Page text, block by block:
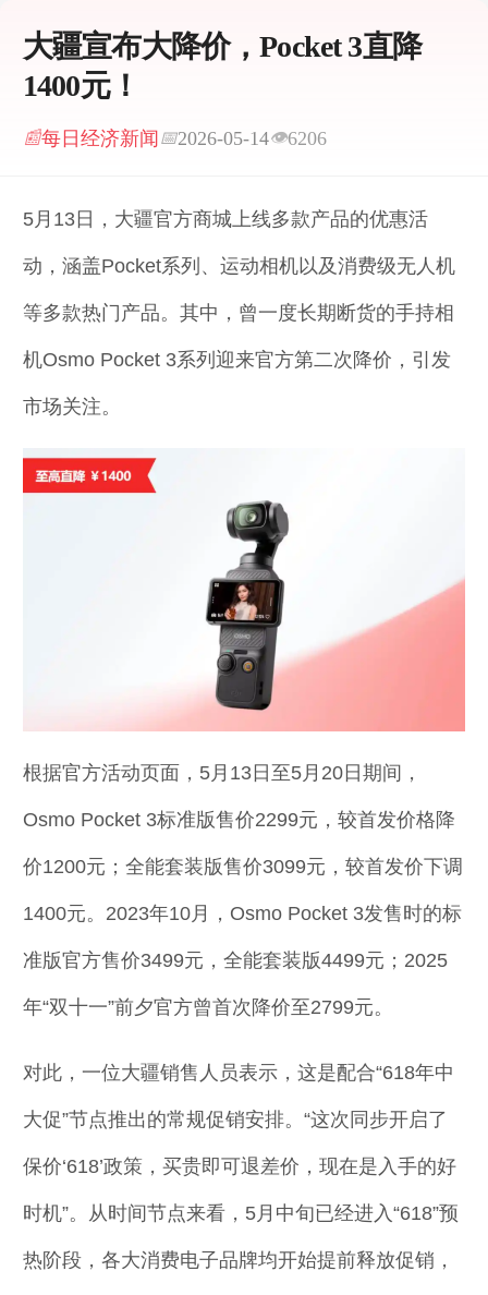
大疆宣布大降价，Pocket 3直降
1400元！
📰每日经济新闻📅2026-05-14👁6206
5月13日，大疆官方商城上线多款产品的优惠活
动，涵盖Pocket系列、运动相机以及消费级无人机
等多款热门产品。其中，曾一度长期断货的手持相
机Osmo Pocket 3系列迎来官方第二次降价，引发
市场关注。
根据官方活动页面，5月13日至5月20日期间，
Osmo Pocket 3标准版售价2299元，较首发价格降
价1200元；全能套装版售价3099元，较首发价下调
1400元。2023年10月，Osmo Pocket 3发售时的标
准版官方售价3499元，全能套装版4499元；2025
年“双十一”前夕官方曾首次降价至2799元。
对此，一位大疆销售人员表示，这是配合“618年中
大促”节点推出的常规促销安排。“这次同步开启了
保价‘618’政策，买贵即可退差价，现在是入手的好
时机”。从时间节点来看，5月中旬已经进入“618”预
热阶段，各大消费电子品牌均开始提前释放促销，